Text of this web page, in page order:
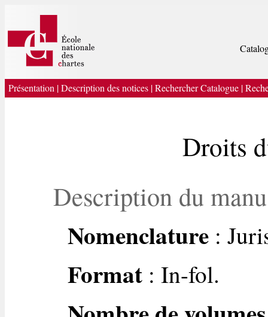
Présentation |Description des notices |Rechercher Catalogue |
Droits
Description du
Nomenclature:
Format: In-fol.